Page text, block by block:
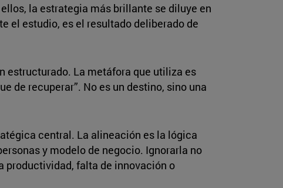
la estrategia más brillante se diluye en
el estudio, es el resultado deliberado de
estructurado. La metáfora que utiliza es
de recuperar”. No es un destino, sino una
central. La alineación es la lógica
y modelo de negocio. Ignorarla no
productividad, falta de innovación o